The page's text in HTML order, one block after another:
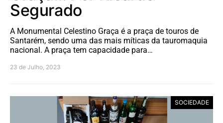
Segurado
A Monumental Celestino Graça é a praça de touros de
Santarém, sendo uma das mais míticas da tauromaquia
nacional. A praça tem capacidade para…
23 de Julho, 2023
SOCIEDADE